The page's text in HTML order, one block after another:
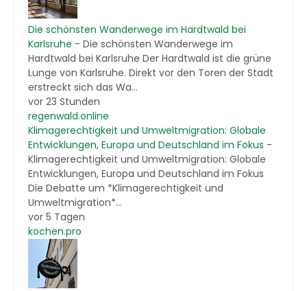
Die schönsten Wanderwege im Hardtwald bei
Karlsruhe - Die schönsten Wanderwege im
Hardtwald bei Karlsruhe Der Hardtwald ist die grüne
Lunge von Karlsruhe. Direkt vor den Toren der Stadt
erstreckt sich das Wa...
vor 23 Stunden
regenwald.online
Klimagerechtigkeit und Umweltmigration: Globale
Entwicklungen, Europa und Deutschland im Fokus -
Klimagerechtigkeit und Umweltmigration: Globale
Entwicklungen, Europa und Deutschland im Fokus
Die Debatte um *Klimagerechtigkeit und
Umweltmigration*...
vor 5 Tagen
kochen.pro